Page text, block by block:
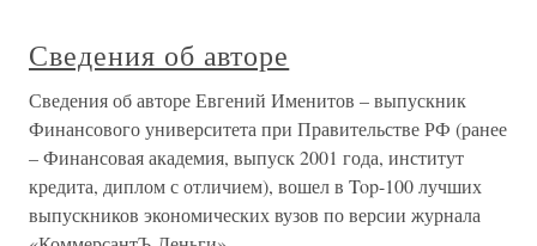
Сведения об авторе
Сведения об авторе Евгений Именитов – выпускник
Финансового университета при Правительстве РФ (ранее
– Финансовая академия, выпуск 2001 года, институт
кредита, диплом с отличием), вошел в Top-100 лучших
выпускников экономических вузов по версии журнала